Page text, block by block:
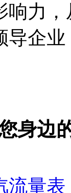
响力
导企
身边
流量